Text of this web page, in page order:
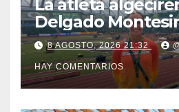
La atleta
Delgado
finalista con el
en el
Mundo Sub-20
8 AGOSTO, 2026 21:32
HAY COMENTARIOS